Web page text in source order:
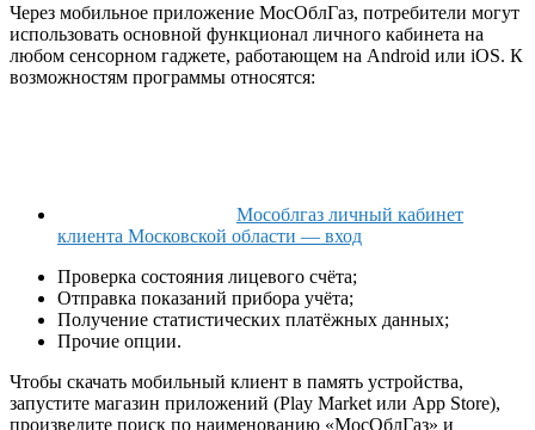
Через мобильное приложение МосОблГаз, потребители могут
использовать основной функционал личного кабинета на
любом сенсорном гаджете, работающем на Android или iOS. К
возможностям программы относятся:
Мособлгаз личный кабинет
клиента Московской области — вход
Проверка состояния лицевого счёта;
Отправка показаний прибора учёта;
Получение статистических платёжных данных;
Прочие опции.
Чтобы скачать мобильный клиент в память устройства,
запустите магазин приложений (Play Market или App Store),
произведите поиск по наименованию «МосОблГаз» и